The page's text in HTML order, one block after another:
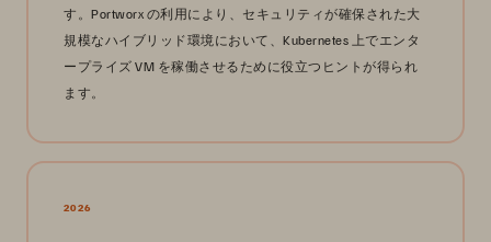
す。Portworx の利用により、セキュリティが確保された大
規模なハイブリッド環境において、Kubernetes 上でエンタ
ープライズ VM を稼働させるために役立つヒントが得られ
ます。
2026